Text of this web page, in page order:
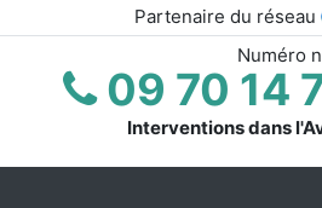
Partenaire du réseau
Numéro
09 70 14
Interventions dans